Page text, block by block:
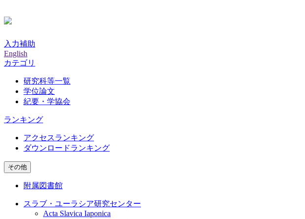
入力補助
English
カテゴリ
研究科等一覧
学位論文
紀要・学協会
ランキング
アクセスランキング
ダウンロードランキング
その他
附属図書館
スラブ・ユーラシア研究センター
Acta Slavica Iaponica